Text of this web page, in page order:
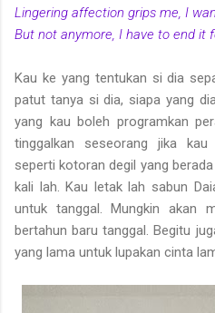
Lingering affection grips me, I
But not anymore, I have to end it
Kau ke yang tentukan si dia
patut tanya si dia, siapa yang
yang kau boleh programkan
tinggalkan seseorang jika
seperti kotoran degil yang
kali lah. Kau letak lah sabun
untuk tanggal. Mungkin akan
bertahun baru tanggal. Begitu
yang lama untuk lupakan cinta